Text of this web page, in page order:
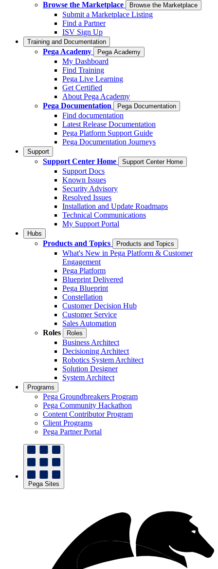
Browse the Marketplace
Browse the Marketplace
Submit a Marketplace Listing
Find a Partner
ISV Sign Up
Training and Documentation
Pega Academy Pega Academy
My Dashboard
Find Training
Pega Live Learning
Get Certified
About Pega Academy
Pega Documentation
Pega Documentation
Find documentation
Latest Release Documentation
Pega Platform Support Guide
Pega Documentation Journeys
Support
Support Center Home Support Center Home
Support Docs
Known Issues
Security Advisory
Resolved Issues
Installation and Update Roadmaps
Technical Communications
My Support Portal
Hubs
Products and Topics Products and Topics
What's New in Pega Platform & Customer
Engagement
Pega Platform
Blueprint Delivered
Pega Blueprint
Constellation
Customer Decision Hub
Customer Service
Sales Automation
Roles
Roles
Business Architect
Decisioning Architect
Robotics System Architect
Solution Designer
System Architect
Programs
Pega Groundbreakers Program
Pega Community Hackathon
Content Contributor Program
Client Programs
Pega Partner Portal
Pega Sites